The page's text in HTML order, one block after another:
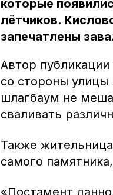
которые
лётчиков.
запечатлены
Автор
со стороны улицы
шлагбаум не
сваливать
Также
самого
«Постамент